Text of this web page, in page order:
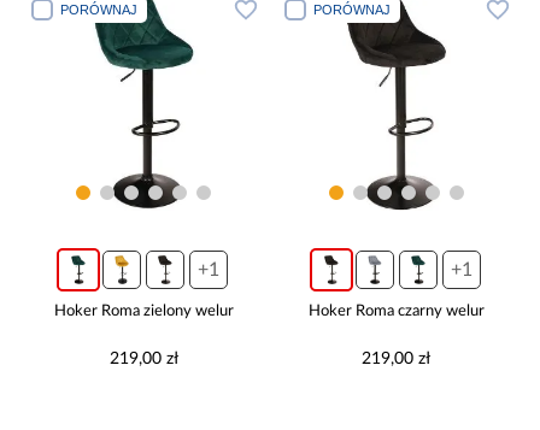
PORÓWNAJ
+1
Hoker Roma zielony welur
219,00 zł
PORÓWNAJ
+1
Hoker Roma czarny welur
219,00 zł